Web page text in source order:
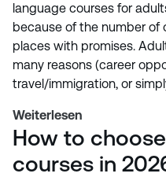
language courses for
because of the number of
places with promises.
many reasons (career
travel/immigration, or
Weiterlesen
How to
courses in